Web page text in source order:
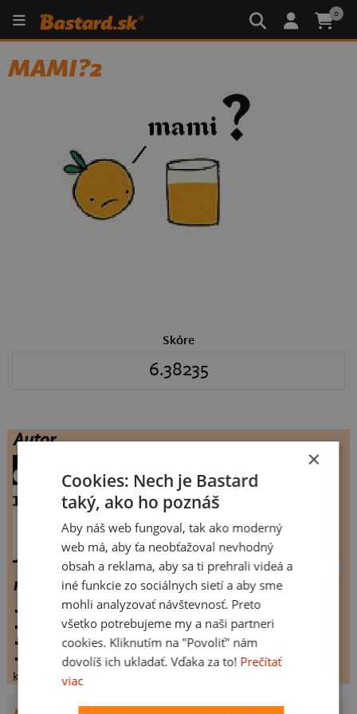
0
MAMI?2
Skóre
6.38235
Autor
návrhů celkem:11
člen Bastard.cz:6386 dnů
mami?2
vystaveno:15.2.2009
hodnoceno:34 krát
komentářů:6.38235
koupilo by:11 lidí
konečné hodnocení:
×
Cookies: Nech je Bastard
taký, ako ho poznáš
Aby náš web fungoval, tak ako moderný
web má, aby ťa neobťažoval nevhodný
obsah a reklama, aby sa ti prehrali videá a
iné funkcie zo sociálnych sietí a aby sme
mohli analyzovať návštevnosť. Preto
všetko potrebujeme my a naši partneri
cookies. Kliknutím na "Povoliť" nám
dovolíš ich ukladať. Vďaka za to! Prečítať
viac